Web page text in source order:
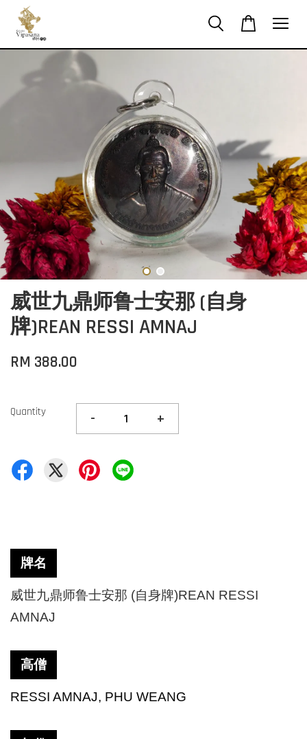
威世九鼎师鲁士安那 (自身
牌)REAN RESSI AMNAJ
RM 388.00
Quantity - +
牌名
威世九鼎师鲁士安那 (自身牌)REAN RESSI
AMNAJ
高僧
RESSI AMNAJ, PHU WEANG